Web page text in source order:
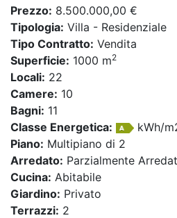
Prezzo: 8.500.000,00 €
Tipologia: Villa - Residenziale
Tipo Contratto: Vendita
Superficie: 1000 m2
Locali: 22
Camere: 10
Bagni: 11
Classe Energetica:
kWh/
Piano: Multipiano di 2
Arredato: Parzialmente
Cucina: Abitabile
Giardino: Privato
Terrazzi: 2